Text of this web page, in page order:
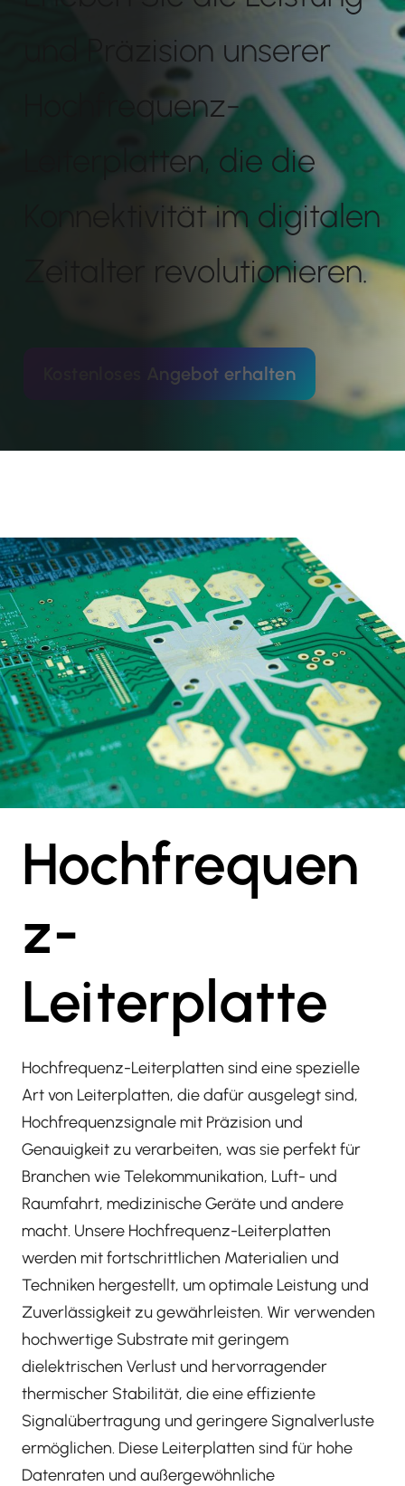
und Präzision unserer
Hochfrequenz-
Leiterplatten, die die
Konnektivität im digitalen
Zeitalter revolutionieren.
Kostenloses Angebot erhalten
Hochfrequen
z-
Leiterplatte
Hochfrequenz-Leiterplatten sind eine spezielle
Art von Leiterplatten, die dafür ausgelegt sind,
Hochfrequenzsignale mit Präzision und
Genauigkeit zu verarbeiten, was sie perfekt für
Branchen wie Telekommunikation, Luft- und
Raumfahrt, medizinische Geräte und andere
macht. Unsere Hochfrequenz-Leiterplatten
werden mit fortschrittlichen Materialien und
Techniken hergestellt, um optimale Leistung und
Zuverlässigkeit zu gewährleisten. Wir verwenden
hochwertige Substrate mit geringem
dielektrischen Verlust und hervorragender
thermischer Stabilität, die eine effiziente
Signalübertragung und geringere Signalverluste
ermöglichen. Diese Leiterplatten sind für hohe
Datenraten und außergewöhnliche